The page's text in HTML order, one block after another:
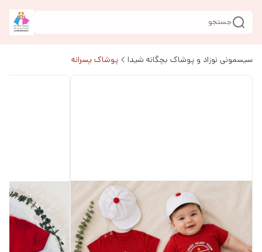
جستجو
سیسمونی نوزاد و پوشاک بچگانه شیدا پوشاک پسرانه